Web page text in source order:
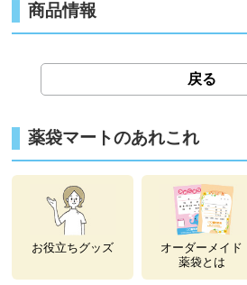
商品情報
戻る
薬袋マートのあれこれ
お役立ちグッズ
オーダーメイド
薬袋とは